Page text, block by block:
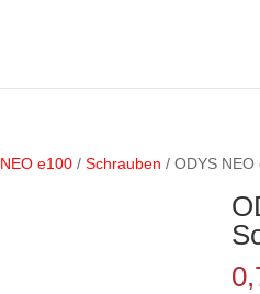
NEO e100 /Schrauben / ODYS